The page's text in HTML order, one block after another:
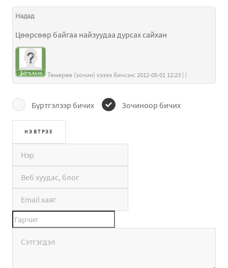
Надад
Цөөрсөөр байгаа найзуудаа дурсах сайхан
Төмөрөө (зочин) хэзээ бичсэн: 2012-05-01 12:23 | |
Бүртгэлээр бичих Зочиноор бичих